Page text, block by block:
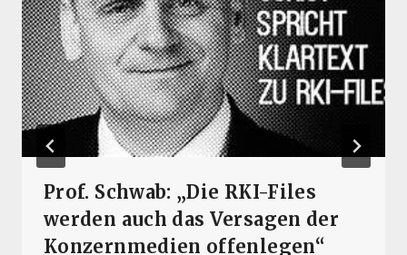
Prof. Schwab: „Die RKI-Files
werden auch das Versagen der
Konzernmedien offenlegen“